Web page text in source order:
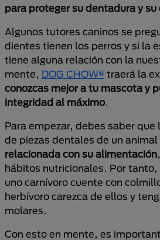
para proteger su dentadura y
Algunos tutores caninos se
dientes tienen los perros y si la
tiene alguna relación con la
mente, DOG CHOW® traerá la
conozcas mejor a tu mascota y
integridad al máximo.
Para empezar, debes saber
de piezas dentales de un animal
relacionada con su alimentación
hábitos nutricionales. Por
uno carnívoro cuente con
herbívoro carezca de ellos y
molares.
Con esto en mente, es